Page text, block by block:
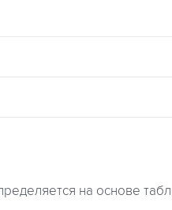
на основе